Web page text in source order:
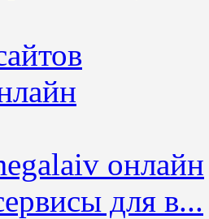
онлайн
для в...